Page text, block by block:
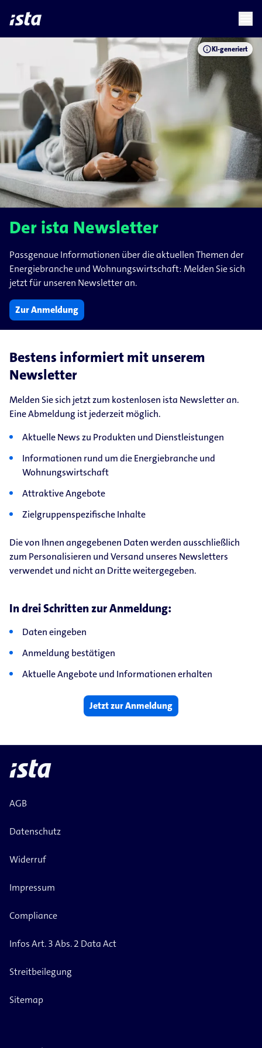
languagechevron_right
infoKI-generiert
Der ista Newsletter
Passgenaue Informationen über die aktuellen Themen der
Energiebranche und Wohnungswirtschaft: Melden Sie sich
jetzt für unseren Newsletter an.
Zur Anmeldung
Bestens informiert mit unserem
Newsletter
Melden Sie sich jetzt zum kostenlosen ista Newsletter an.
Eine Abmeldung ist jederzeit möglich.
Aktuelle News zu Produkten und Dienstleistungen
Informationen rund um die Energiebranche und
Wohnungswirtschaft
Attraktive Angebote
Zielgruppenspezifische Inhalte
Die von Ihnen angegebenen Daten werden ausschließlich
zum Personalisieren und Versand unseres Newsletters
verwendet und nicht an Dritte weitergegeben.
In drei Schritten zur Anmeldung:
Daten eingeben
Anmeldung bestätigen
Aktuelle Angebote und Informationen erhalten
Jetzt zur Anmeldung
AGB
Datenschutz
Widerruf
Impressum
Compliance
Infos Art. 3 Abs. 2 Data Act
Streitbeilegung
Sitemap